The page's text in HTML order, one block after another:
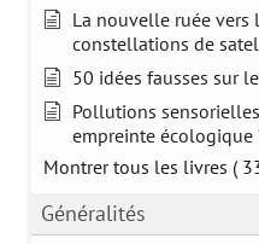
La nouvelle ruée vers
constellations de
50 idées fausses sur
Pollutions
empreinte écologique
Montrer tous les livres (
Généralités